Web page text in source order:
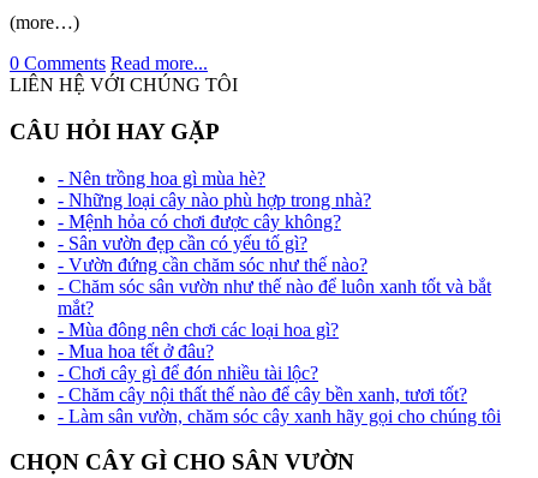
(more…)
0 Comments Read more...
LIÊN HỆ VỚI CHÚNG TÔI
CÂU HỎI HAY GẶP
- Nên trồng hoa gì mùa hè?
- Những loại cây nào phù hợp trong nhà?
- Mệnh hỏa có chơi được cây không?
- Sân vườn đẹp cần có yếu tố gì?
- Vườn đứng cần chăm sóc như thế nào?
- Chăm sóc sân vườn như thế nào để luôn xanh tốt và bắt
mắt?
- Mùa đông nên chơi các loại hoa gì?
- Mua hoa tết ở đâu?
- Chơi cây gì để đón nhiều tài lộc?
- Chăm cây nội thất thế nào để cây bền xanh, tươi tốt?
- Làm sân vườn, chăm sóc cây xanh hãy gọi cho chúng tôi
CHỌN CÂY GÌ CHO SÂN VƯỜN